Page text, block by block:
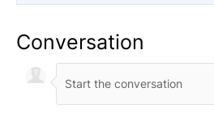
Conversation